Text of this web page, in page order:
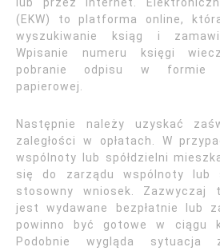
(EKW) to platforma online,
wyszukiwanie ksiąg i
Wpisanie numeru księgi
pobranie odpisu w formie
papierowej.
Następnie należy uzyskać
zaległości w opłatach. W
wspólnoty lub spółdzielni
się do zarządu wspólnoty lub
stosowny wniosek. Zazwyczaj
jest wydawane bezpłatnie lub
powinno być gotowe w ciągu
Podobnie wygląda sytuacja